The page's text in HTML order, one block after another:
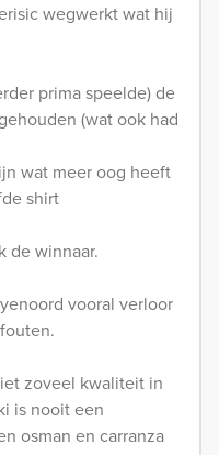
wegwerkt wat hij
prima speelde) de
(wat ook had
wat meer oog heeft
shirt
de winnaar.
vooral verloor
zoveel kwaliteit in
is nooit een
osman en carranza